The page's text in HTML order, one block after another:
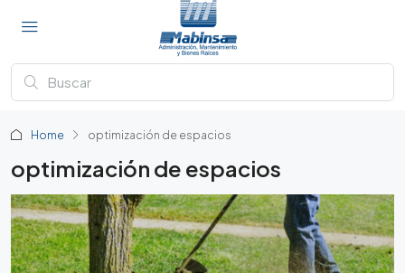
Home optimización de espacios
optimización de espacios